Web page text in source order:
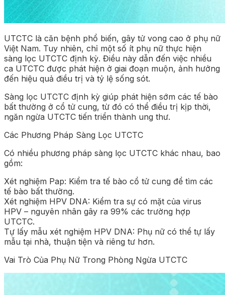
UTCTC là căn bệnh phổ biến, gây tử vong cao ở phụ nữ
Việt Nam. Tuy nhiên, chỉ một số ít phụ nữ thực hiện
sàng lọc UTCTC định kỳ. Điều này dẫn đến việc nhiều
ca UTCTC được phát hiện ở giai đoạn muộn, ảnh hưởng
đến hiệu quả điều trị và tỷ lệ sống sót.
Sàng lọc UTCTC định kỳ giúp phát hiện sớm các tế bào
bất thường ở cổ tử cung, từ đó có thể điều trị kịp thời,
ngăn ngừa UTCTC tiến triển thành ung thư.
Các Phương Pháp Sàng Lọc UTCTC
Có nhiều phương pháp sàng lọc UTCTC khác nhau, bao
gồm:
Xét nghiệm Pap: Kiểm tra tế bào cổ tử cung để tìm các
tế bào bất thường.
Xét nghiệm HPV DNA: Kiểm tra sự có mặt của virus
HPV – nguyên nhân gây ra 99% các trường hợp
UTCTC.
Tự lấy mẫu xét nghiệm HPV DNA: Phụ nữ có thể tự lấy
mẫu tại nhà, thuận tiện và riêng tư hơn.
Vai Trò Của Phụ Nữ Trong Phòng Ngừa UTCTC